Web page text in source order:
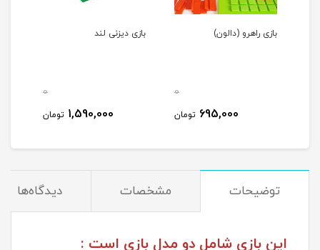
بازی راهرو (دالون)
0
695,000 تومان
بازی دیزنی لند
0
1,590,000 تومان
توضیحات مشخصات دیدگاه‌ها
این بازی شامل دو مدل بازی است :